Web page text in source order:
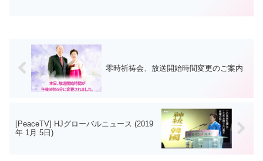
零時祈祷会、放送開始時間変更のご案内
[PeaceTV] HJグローバルニュース (2019
年 1月 5日)